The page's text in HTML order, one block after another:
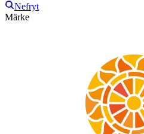
Nefryt
Märke